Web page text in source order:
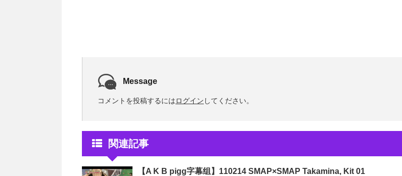
Message
コメントを投稿するにはログイン してください。
関連記事
【A K B pigg字幕组】110214 SMAP×SMAP Takamina, Kit 01